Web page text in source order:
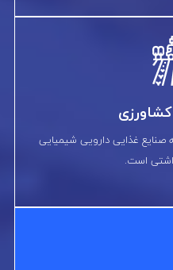
صنایع غذایی دارویی شیمیایی
است.